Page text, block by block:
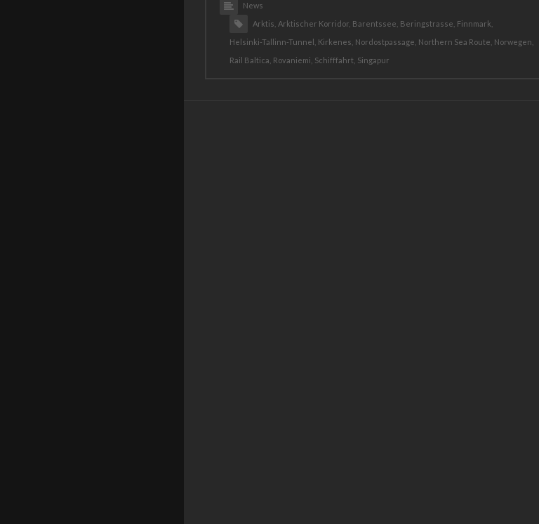
News
Arktis, Arktischer Korridor, Barentssee, Beringstrasse, Finnmark,
Helsinki-Tallinn-Tunnel, Kirkenes, Nordostpassage, Northern Sea Route, Norwegen,
Rail Baltica, Rovaniemi, Schifffahrt, Singapur